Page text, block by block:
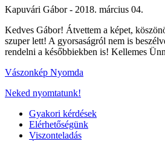
Kapuvári Gábor - 2018. március 04.
Kedves Gábor! Átvettem a képet,
szuper lett! A gyorsaságról nem is
rendelni a későbbiekben is! Kellemes
Vászonkép Nyomda
Neked nyomtatunk!
Gyakori kérdések
Elérhetőségünk
Viszonteladás